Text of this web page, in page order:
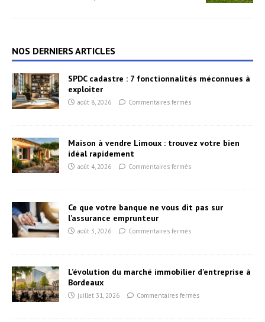
NOS DERNIERS ARTICLES
SPDC cadastre : 7 fonctionnalités méconnues à
exploiter
août 8, 2026 Commentaires fermés
Maison à vendre Limoux : trouvez votre bien
idéal rapidement
août 4, 2026 Commentaires fermés
Ce que votre banque ne vous dit pas sur
l’assurance emprunteur
août 3, 2026 Commentaires fermés
L’évolution du marché immobilier d’entreprise à
Bordeaux
juillet 31, 2026 Commentaires fermés